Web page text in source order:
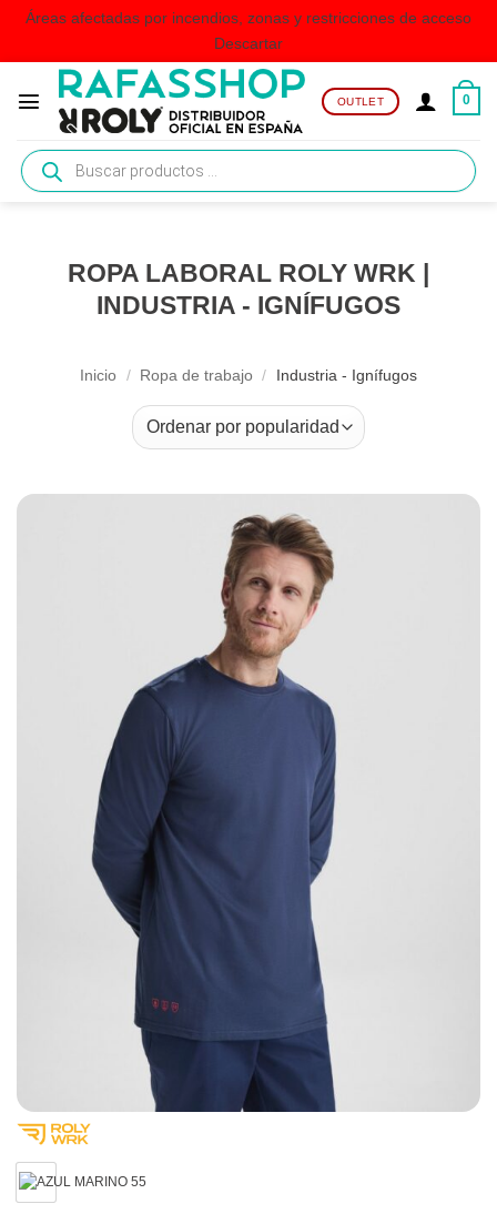
Áreas afectadas por incendios, zonas y restricciones de acceso
Descartar
contenido
OUTLET 0
Búsqueda
de
productos
ROPA LABORAL ROLY WRK |
INDUSTRIA - IGNÍFUGOS
Inicio / Ropa de trabajo / Industria - Ignífugos